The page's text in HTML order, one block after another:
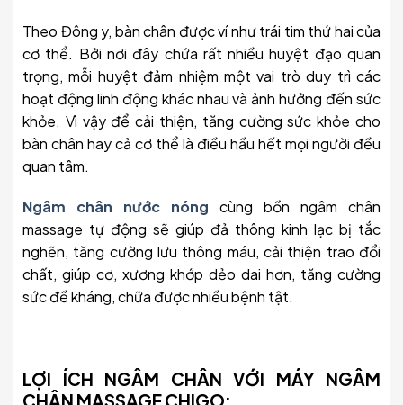
Theo Đông y, bàn chân được ví như trái tim thứ hai của
cơ thể. Bởi nơi đây chứa rất nhiều huyệt đạo quan
trọng, mỗi huyệt đảm nhiệm một vai trò duy trì các
hoạt động linh động khác nhau và ảnh hưởng đến sức
khỏe. Vì vậy để cải thiện, tăng cường sức khỏe cho
bàn chân hay cả cơ thể là điều hầu hết mọi người đều
quan tâm.
Ngâm chân nước nóng cùng bồn ngâm chân
massage tự động sẽ giúp đả thông kinh lạc bị tắc
nghẽn, tăng cường lưu thông máu, cải thiện trao đổi
chất, giúp cơ, xương khớp dẻo dai hơn, tăng cường
sức đề kháng, chữa được nhiều bệnh tật.
LỢI ÍCH NGÂM CHÂN VỚI MÁY NGÂM
CHÂN MASSAGE CHIGO: